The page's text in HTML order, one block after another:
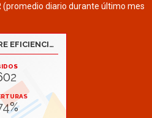
(promedio diario durante último mes